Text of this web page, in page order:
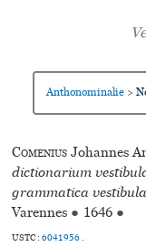
Anthonominalie >
Comenius Johannes
dictionarium
grammatica
Varennes ● 1646 ●
USTC :6041956.